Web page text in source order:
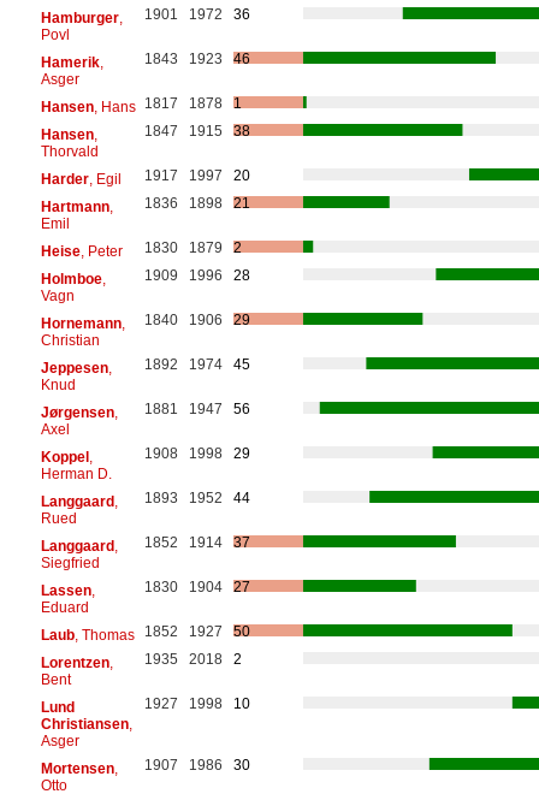
Hamburger,
Povl
1901 1972 36
Hamerik,
Asger
1843 1923 46
Hansen, Hans 1817 1878
1
Hansen,
Thorvald
1847 1915 38
Harder, Egil 1917 1997
20
Hartmann,
Emil
1836 1898 21
Heise, Peter 1830 1879
2
Holmboe,
Vagn
1909 1996 28
Hornemann,
Christian
1840 1906 29
Jeppesen,
Knud
1892 1974 45
Jørgensen,
Axel
1881 1947 56
Koppel,
Herman D.
1908 1998 29
Langgaard,
Rued
1893 1952 44
Langgaard,
Siegfried
1852 1914 37
Lassen,
Eduard
1830 1904 27
Laub, Thomas 1852 1927
50
Lorentzen,
Bent
1935 2018 2
Lund
Christiansen,
Asger
1927 1998 10
Mortensen,
Otto
1907 1986 30